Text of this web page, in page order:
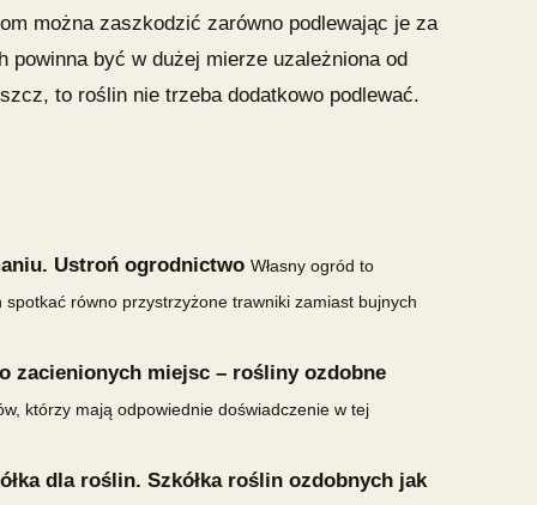
można zaszkodzić zarówno podlewając je za
być w dużej mierze uzależniona od
to roślin nie trzeba dodatkowo podlewać.
Ustroń ogrodnictwo Własny ogród to
równo przystrzyżone trawniki zamiast bujnych
zacienionych miejsc – rośliny ozdobne
którzy mają odpowiednie doświadczenie w tej
dla roślin. Szkółka roślin ozdobnych jak